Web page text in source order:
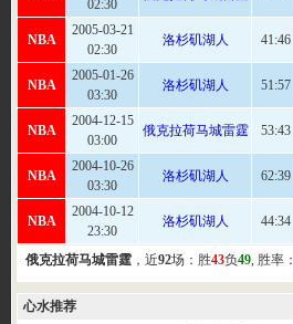
02:30
NBA
2005-03-21
02:30
洛杉矶湖人 41:46
NBA
2005-01-26
03:30
洛杉矶湖人 51:57
NBA
2004-12-15
03:00
俄克拉荷马城雷霆 53:43
NBA
2004-10-26
03:30
洛杉矶湖人 62:39
NBA
2004-10-12
23:30
洛杉矶湖人 44:34
俄克拉荷马城雷霆 ，近92场：胜43负49, 胜率：
心水推荐